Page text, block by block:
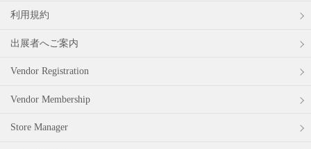
利用規約
出展者へご案内
Vendor Registration
Vendor Membership
Store Manager